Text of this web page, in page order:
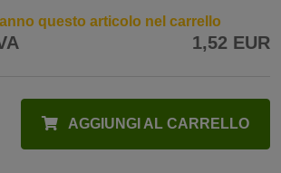
questo articolo nel carrello
1,52 EUR
AGGIUNGI AL CARRELLO